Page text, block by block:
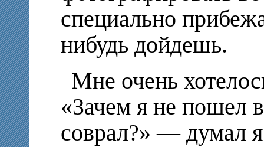
специально
нибудь дойдешь.
Мне очень
«Зачем я не пошел
соврал?» — думал